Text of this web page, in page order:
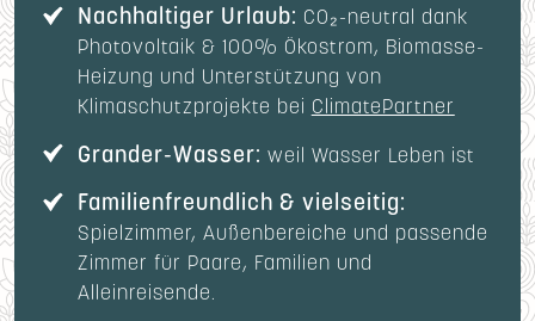
Nachhaltiger Urlaub: CO₂-neutral dank
Photovoltaik & 100% Ökostrom, Biomasse-
Heizung und Unterstützung von
Klimaschutzprojekte bei ClimatePartner
Grander-Wasser: weil Wasser Leben ist
Familienfreundlich & vielseitig:
Spielzimmer, Außenbereiche und passende
Zimmer für Paare, Familien und
Alleinreisende.